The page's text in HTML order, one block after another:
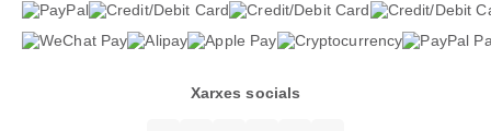
Xarxes socials